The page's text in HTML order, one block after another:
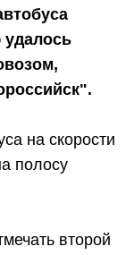
на скорости
полосу
второй